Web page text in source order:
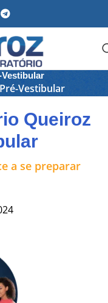
Vestibular​
Queiroz
a se preparar